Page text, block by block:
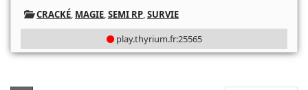
CRACKÉ, MAGIE,SEMI RP,SURVIE
play.thyrium.fr:25565